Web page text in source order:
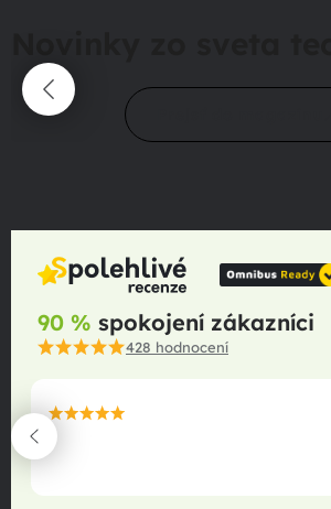
90 % spokojení zákazníci
428 hodnocení
maximální spokojenost
22.06.2025